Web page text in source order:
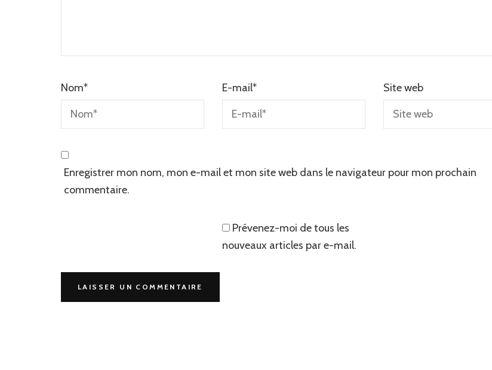
Nom* E-mail* Site web
Enregistrer mon nom, mon e-mail et mon site web dans le navigateur pour mon prochain
commentaire.
Prévenez-moi de tous les
nouveaux articles par e-mail.